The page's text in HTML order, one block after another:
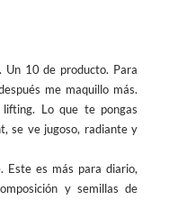
Un 10 de producto. Para
me maquillo más.
Lo que te pongas
se ve jugoso, radiante y
Este es más para diario,
y semillas de